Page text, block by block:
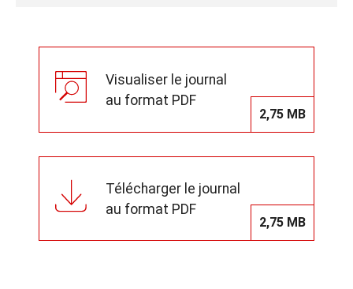
Visualiser le journal
au format PDF
2,75 MB
Télécharger le journal
au format PDF
2,75 MB